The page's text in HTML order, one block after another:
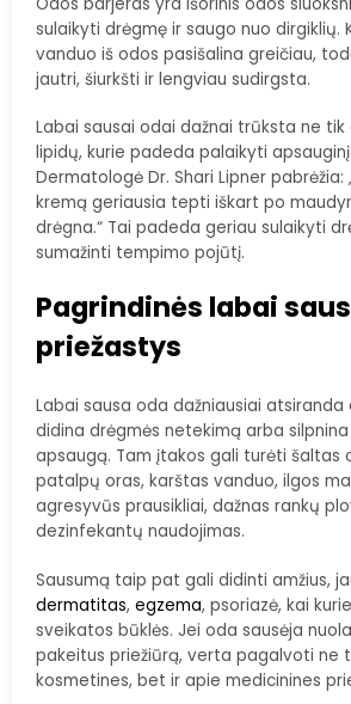
sulaikyti drėgmę ir saugo nuo dirgiklių.
vanduo iš odos pasišalina greičiau,
jautri, šiurkšti ir lengviau sudirgsta.
Labai sausai odai dažnai trūksta ne
lipidų, kurie padeda palaikyti apsauginį
Dermatologė Dr. Shari Lipner pabrėžia:
kremą geriausia tepti iškart po
drėgna.“ Tai padeda geriau sulaikyti
sumažinti tempimo pojūtį.
Pagrindinės labai
priežastys
Labai sausa oda dažniausiai atsiranda
didina drėgmės netekimą arba
apsaugą. Tam įtakos gali turėti šaltas
patalpų oras, karštas vanduo, ilgos
agresyvūs prausikliai, dažnas rankų
dezinfekantų naudojimas.
Sausumą taip pat gali didinti amžius,
dermatitas, egzema, psoriazė, kai kurie
sveikatos būklės. Jei oda sausėja
pakeitus priežiūrą, verta pagalvoti ne
kosmetines, bet ir apie medicinines